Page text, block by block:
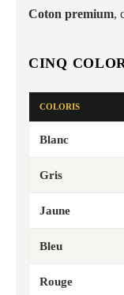
Coton premium,
CINQ
COLORIS
Blanc
Gris
Jaune
Bleu
Rouge